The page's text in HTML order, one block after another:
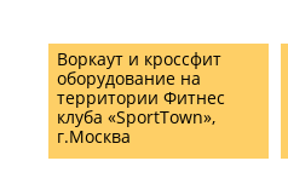
Воркаут и кроссфит
оборудование на
территории Фитнес
клуба «SportTown»,
г.Москва